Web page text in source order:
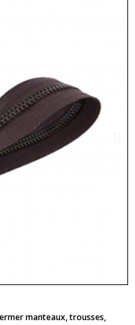
manteaux, trousses,